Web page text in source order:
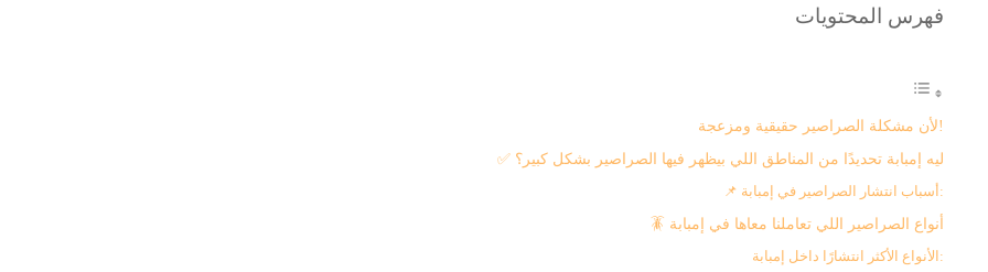
فهرس المحتويات
لأن مشكلة الصراصير حقيقية ومزعجة!
✅ ليه إمبابة تحديدًا من المناطق اللي بيظهر فيها الصراصير بشكل كبير؟
📌 أسباب انتشار الصراصير في إمبابة:
🪳 أنواع الصراصير اللي تعاملنا معاها في إمبابة
الأنواع الأكثر انتشارًا داخل إمبابة: